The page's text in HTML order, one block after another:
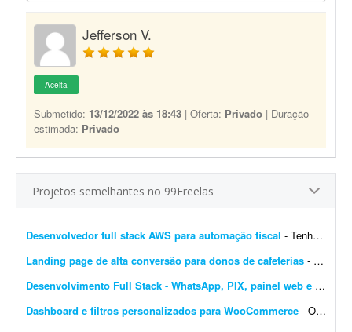
Jefferson V.
Aceita
Submetido: 13/12/2022 às 18:43 | Oferta: Privado | Duração
estimada: Privado
Projetos semelhantes no 99Freelas
Desenvolvedor full stack AWS para automação fiscal - Tenho uma plataforma de automação fiscal rodando em AWS - ela pega os dados do sistema do cliente, calcula os impostos e emite a nota fiscal automaticamente. Preciso de alguém...
Landing page de alta conversão para donos de cafeterias - Sou gestor de tráfego especializado em cafeterias e cafés e preciso de uma landing page de alta conversão para captar leads (donos de cafeterias) que chegam pelos meus an&uacut...
Desenvolvimento Full Stack - WhatsApp, PIX, painel web e automação
Dashboard e filtros personalizados para WooCommerce - Olá pessoal, Preciso transformar o dashboard padrão do WooCommerce em um painel diferenciado para clientes e vendedores; procuro solução via plugin ou via código...